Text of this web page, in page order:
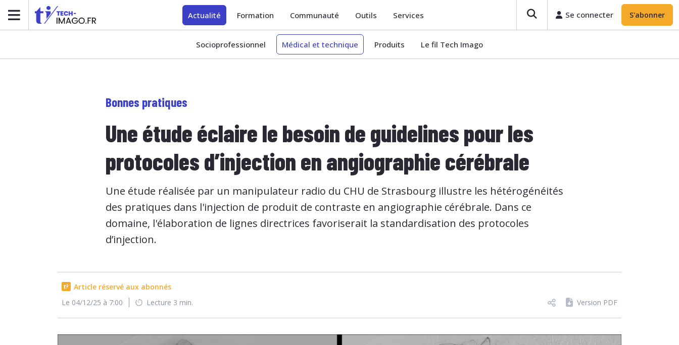
Actualité Formation Communauté Outils Services Se connecter S'abonner
Socioprofessionnel Médical et technique Produits Le fil Tech Imago
Bonnes pratiques
Une étude éclaire le besoin de guidelines pour les
protocoles d’injection en angiographie cérébrale
Une étude réalisée par un manipulateur radio du CHU de Strasbourg illustre les hétérogénéités
des pratiques dans l'injection de produit de contraste en angiographie cérébrale. Dans ce
domaine, l'élaboration de lignes directrices favoriserait la standardisation des protocoles
d’injection.
Article réservé aux abonnés
Le 04/12/25 à 7:00
Lecture 3 min. Version PDF